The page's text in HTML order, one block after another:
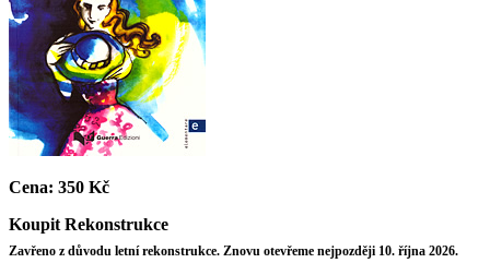
Cena: 350 Kč
Koupit Rekonstrukce
Zavřeno z důvodu letní rekonstrukce. Znovu otevřeme nejpozději 10. října 2026.